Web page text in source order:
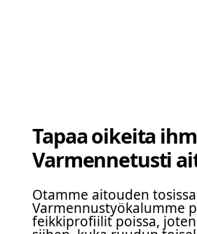
Tapaa oikeita
Varmennetusti
Otamme aitouden
Varmennustyökalumme
feikkiprofiilit poissa,